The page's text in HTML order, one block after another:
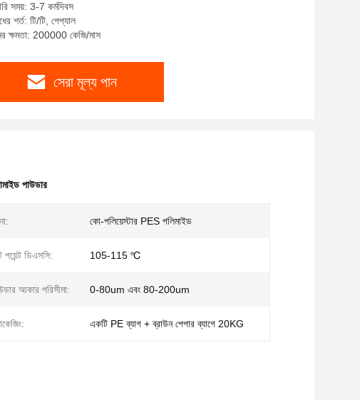
সময়: 3-7 কর্মদিবস
শর্ত: টি/টি, পেপ্যাল
ক্ষমতা: 200000 কেজি/মাস
সেরা মূল্য পান
পাউডার
কো-পলিয়েস্টার PES পলিমাইড
পয়েন্ট ডিএসসি: 105-115 ℃
আকার পরিসীমা: 0-80um এবং 80-200um
একটি PE ব্যাগ + ব্রাউন পেপার ব্যাগে 20KG